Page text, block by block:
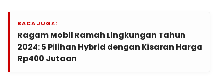
BACA JUGA:
Ragam Mobil Ramah Lingkungan Tahun
2024: 5 Pilihan Hybrid dengan Kisaran Harga
Rp400 Jutaan